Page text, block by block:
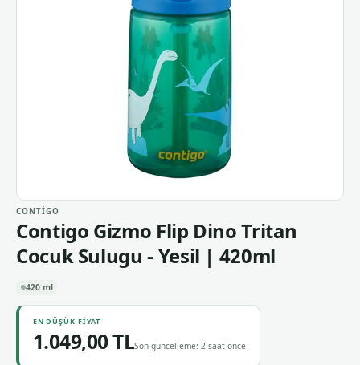
CONTIGO
Contigo Gizmo Flip Dino Tritan
Cocuk Sulugu - Yesil | 420ml
420 ml
EN DÜŞÜK FIYAT
1.049,00 TLSon güncelleme: 2 saat önce